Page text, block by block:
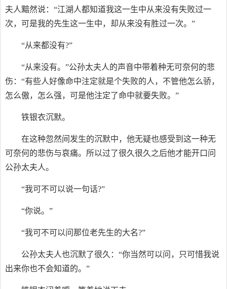
夫人黯然说：“江湖人都知道我这一生中从来没有失败过一
次，可是我的先生这一生中，却从来没有胜过一次。”
“从来都没有?”
“从来没有。”公孙太夫人的声音中带着种无可奈何的悲
伤：“有些人好像命中注定就是个失败的人，不管他怎么骄，
怎么傲，怎么强，可是他注定了命中就要失败。”
铁银衣沉默。
在这种忽然间发生的沉默中，他无疑也感受到这一种无
可奈何的悲伤与哀痛。所以过了很久很久之后他才能开口问
公孙太夫人。
“我可不可以说一句话?”
“你说。”
“我可不可以问那位老先生的大名?”
公孙太夫人也沉默了很久：“你当然可以问，只可惜我说
出来你也不会知道的。”